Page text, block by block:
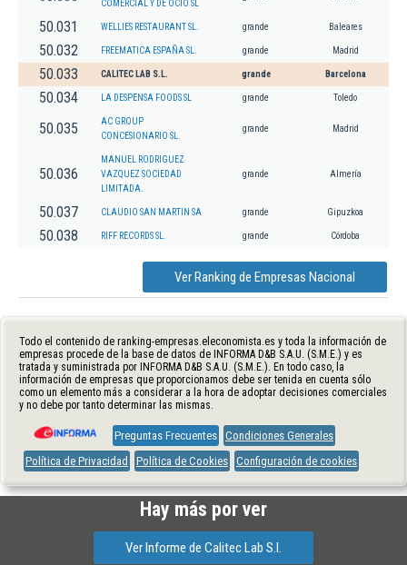
COMERCIAL Y DE OCIO SL
50.031 WELLIES RESTAURANT SL. grande Baleares
50.032 FREEMATICA ESPAÑA SL. grande Madrid
50.033 CALITEC LAB S.L. grande Barcelona
50.034 LA DESPENSA FOODS SL grande Toledo
50.035
AC GROUP
CONCESIONARIO SL.
grande Madrid
50.036
MANUEL RODRIGUEZ
VAZQUEZ SOCIEDAD
LIMITADA.
grande Almería
50.037 CLAUDIO SAN MARTIN SA grande Gipuzkoa
50.038 RIFF RECORDS SL. grande Córdoba
Ver Ranking de Empresas Nacional
Todo el contenido de ranking-empresas.eleconomista.es y toda la información de
empresas procede de la base de datos de INFORMA D&B S.A.U. (S.M.E.) y es
tratada y suministrada por INFORMA D&B S.A.U. (S.M.E.). En todo caso, la
información de empresas que proporcionamos debe ser tenida en cuenta sólo
como un elemento más a considerar a la hora de adoptar decisiones comerciales
y no debe por tanto determinar las mismas.
Preguntas Frecuentes Condiciones Generales
Política de Privacidad
Política de Cookies Configuración de cookies
Hay más por ver
Ver Informe de Calitec Lab S.l.